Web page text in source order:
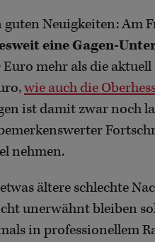
Neuigkeiten: Am
eine Gagen-
mehr als die aktuell
wie auch die
ist damit zwar noch
nehmen.
ältere schlechte
unerwähnt bleiben
in professionellem